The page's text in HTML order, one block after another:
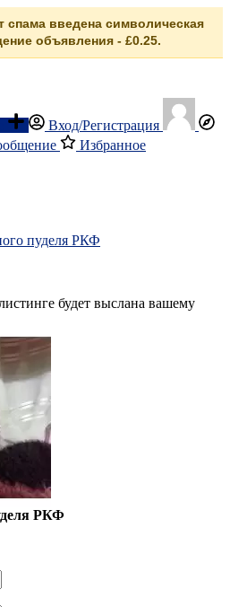
введена символическая
объявления - £0.25.
Вход/Регистрация
Избранное
пуделя РКФ
будет выслана вашему
РКФ